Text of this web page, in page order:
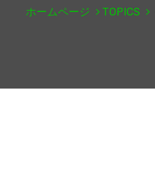
ホームページ TOPICS